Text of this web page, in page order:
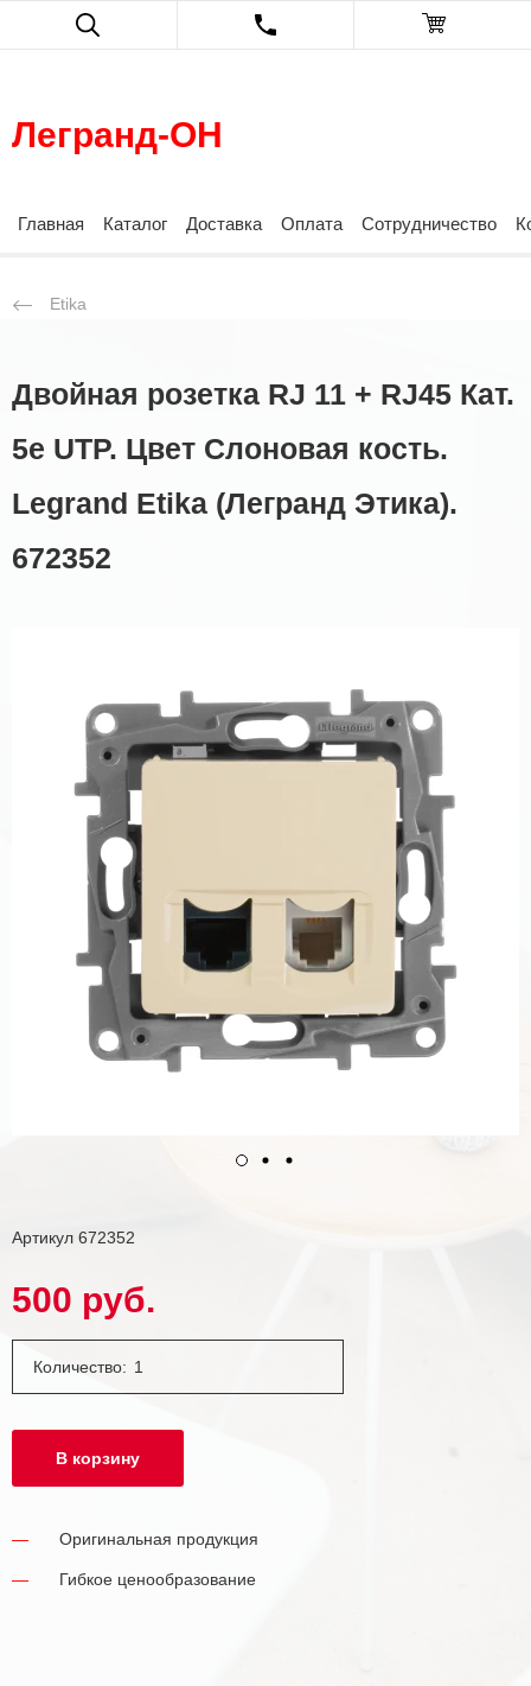
Легранд-ОН
Главная Каталог Доставка Оплата Сотрудничество
Etika
Двойная розетка RJ 11 + RJ45 Кат.
5е UTP. Цвет Слоновая кость.
Legrand Etika (Легранд Этика).
672352
Артикул 672352
500 руб.
Количество:
В корзину
Оригинальная продукция
Гибкое ценообразование